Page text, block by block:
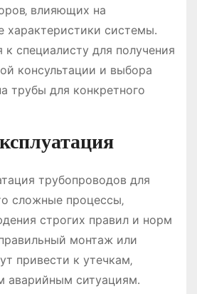
влияющих на
характеристики системы․
к специалисту для получения
консультации и выбора
трубы для конкретного
трубопроводов для
сложные процессы‚
строгих правил и норм
монтаж или
привести к утечкам‚
аварийным ситуациям․